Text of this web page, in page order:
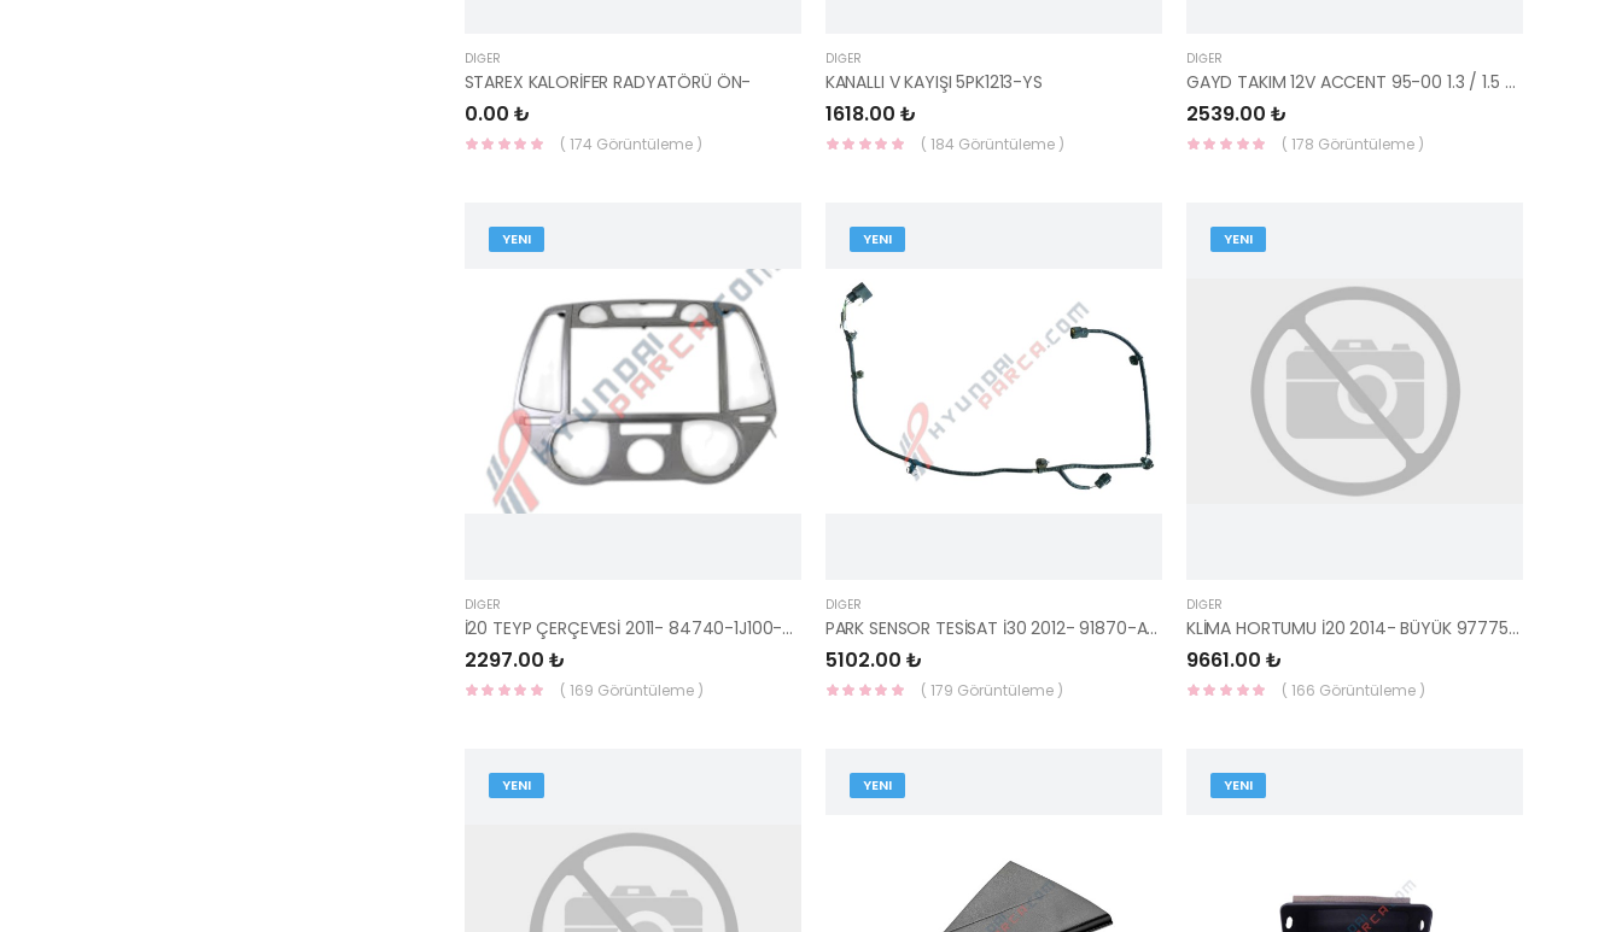
DIĞER
STAREX KALORİFER RADYATÖRÜ ÖN-
0.00 ₺
( 174 Görüntüleme )
DIĞER
KANALLI V KAYIŞI 5PK1213-YS
1618.00 ₺
( 184 Görüntüleme )
DIĞER
GAYD TAKIM 12V ACCENT 95-00 1.3 / 1.5 GNS-G0479-G0483-GÜNEŞ
2539.00 ₺
( 178 Görüntüleme )
YENI
DIĞER
İ20 TEYP ÇERÇEVESİ 2011- 84740-1J100-HMC
2297.00 ₺
( 169 Görüntüleme )
YENI
DIĞER
PARK SENSOR TESİSAT İ30 2012- 91870-A6010-HMC
5102.00 ₺
( 179 Görüntüleme )
YENI
DIĞER
KLİMA HORTUMU İ20 2014- BÜYÜK 97775-C8130-HMC
9661.00 ₺
( 166 Görüntüleme )
YENI YENI YENI